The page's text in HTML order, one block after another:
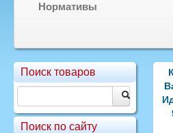
Нормативы
Поиск товаров
Поиск по сайту